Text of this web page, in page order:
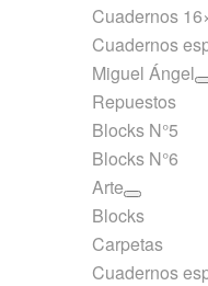
Cuadernos
Cuadernos
Miguel Ángel
Repuestos
Blocks N°5
Blocks N°6
Arte
Blocks
Carpetas
Cuadernos